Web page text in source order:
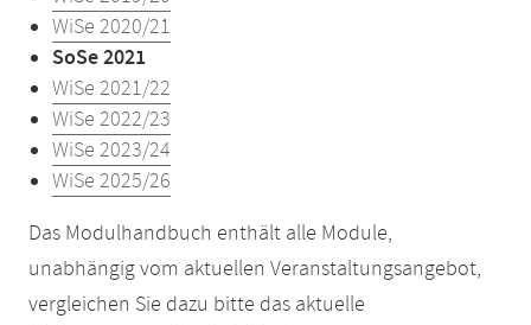
WiSe 2020/21
SoSe 2021
WiSe 2021/22
WiSe 2022/23
WiSe 2023/24
WiSe 2025/26
Das Modulhandbuch enthält alle Module,
unabhängig vom aktuellen Veranstaltungsangebot,
vergleichen Sie dazu bitte das aktuelle